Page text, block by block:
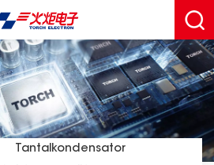
Tantalkondensator